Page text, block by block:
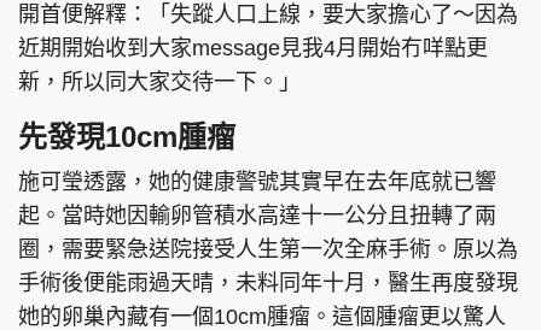
PCM 電腦廣場 星島頭條 星島日報
頭條日報
親子王 Oh!爸媽 JobMarket
開首便解釋：「失蹤人口上線，要大家擔心了～因為
近期開始收到大家message見我4月開始冇咩點更
新，所以同大家交待一下。」
先發現10cm腫瘤
施可瑩透露，她的健康警號其實早在去年底就已響
起。當時她因輸卵管積水高達十一公分且扭轉了兩
圈，需要緊急送院接受人生第一次全麻手術。原以為
手術後便能雨過天晴，未料同年十月，醫生再度發現
她的卵巢內藏有一個10cm腫瘤。這個腫瘤更以驚人